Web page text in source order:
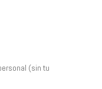
(sin tu